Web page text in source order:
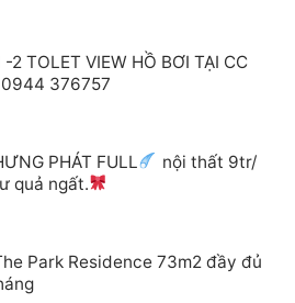
2 TOLET VIEW HỒ BƠI TẠI CC
0944 376757
PHÁT FULL
nội thất 9tr/
quả ngất.
Park Residence 73m2 đầy đủ